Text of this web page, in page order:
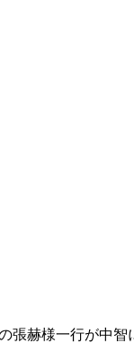
赫様一行が中智